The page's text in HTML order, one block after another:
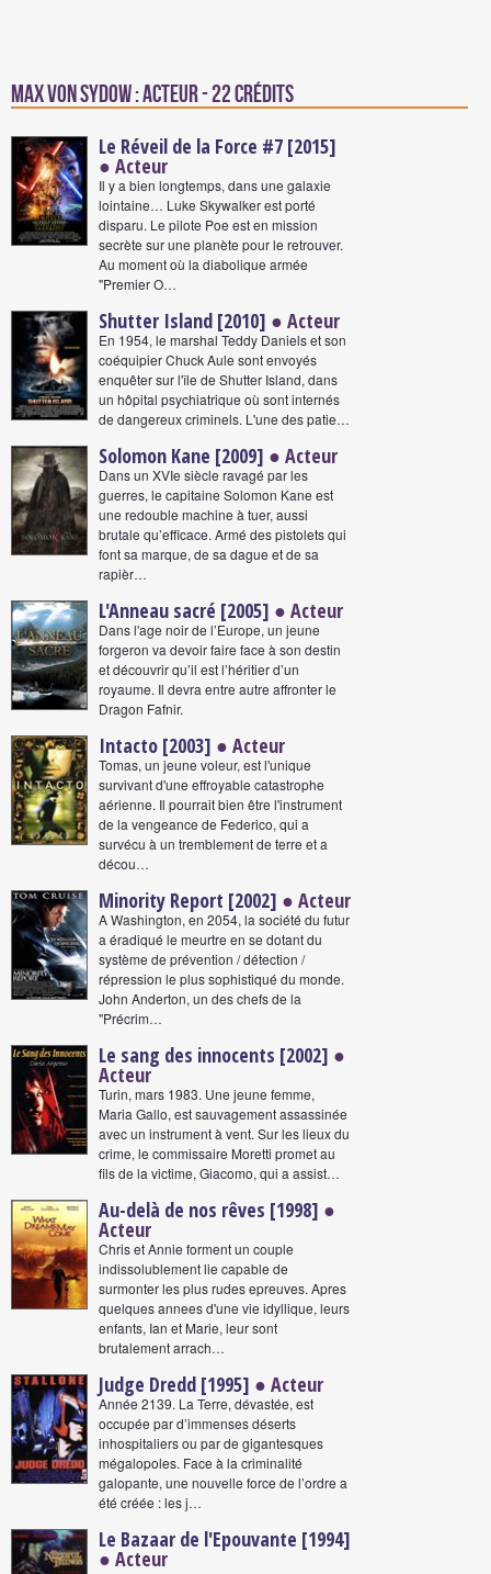
Max Von Sydow : Acteur - 22 crédits
Le Réveil de la Force #7 [2015]
● Acteur
Il y a bien longtemps, dans une galaxie
lointaine… Luke Skywalker est porté
disparu. Le pilote Poe est en mission
secrète sur une planète pour le retrouver.
Au moment où la diabolique armée
"Premier O…
Shutter Island [2010] ● Acteur
En 1954, le marshal Teddy Daniels et son
coéquipier Chuck Aule sont envoyés
enquêter sur l'île de Shutter Island, dans
un hôpital psychiatrique où sont internés
de dangereux criminels. L'une des patie…
Solomon Kane [2009] ● Acteur
Dans un XVIe siècle ravagé par les
guerres, le capitaine Solomon Kane est
une redouble machine à tuer, aussi
brutale qu’efficace. Armé des pistolets qui
font sa marque, de sa dague et de sa
rapièr…
L'Anneau sacré [2005] ● Acteur
Dans l'age noir de l’Europe, un jeune
forgeron va devoir faire face à son destin
et découvrir qu’il est l’héritier d’un
royaume. Il devra entre autre affronter le
Dragon Fafnir.
Intacto [2003] ● Acteur
Tomas, un jeune voleur, est l'unique
survivant d'une effroyable catastrophe
aérienne. Il pourrait bien être l'instrument
de la vengeance de Federico, qui a
survécu à un tremblement de terre et a
décou…
Minority Report [2002] ● Acteur
A Washington, en 2054, la société du futur
a éradiqué le meurtre en se dotant du
système de prévention / détection /
répression le plus sophistiqué du monde.
John Anderton, un des chefs de la
"Précrim…
Le sang des innocents [2002] ●
Acteur
Turin, mars 1983. Une jeune femme,
Maria Gallo, est sauvagement assassinée
avec un instrument à vent. Sur les lieux du
crime, le commissaire Moretti promet au
fils de la victime, Giacomo, qui a assist…
Au-delà de nos rêves [1998] ●
Acteur
Chris et Annie forment un couple
indissolublement lie capable de
surmonter les plus rudes epreuves. Apres
quelques annees d'une vie idyllique, leurs
enfants, Ian et Marie, leur sont
brutalement arrach…
Judge Dredd [1995] ● Acteur
Année 2139. La Terre, dévastée, est
occupée par d’immenses déserts
inhospitaliers ou par de gigantesques
mégalopoles. Face à la criminalité
galopante, une nouvelle force de l’ordre a
été créée : les j…
Le Bazaar de l'Epouvante [1994]
● Acteur